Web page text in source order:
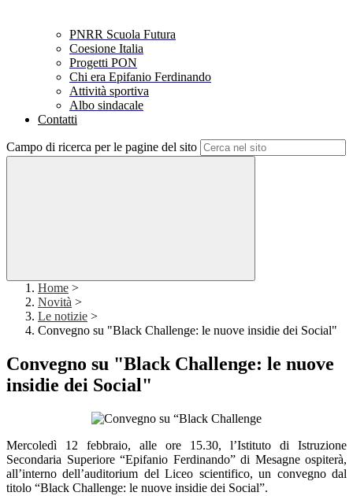
PNRR Scuola Futura
Coesione Italia
Progetti PON
Chi era Epifanio Ferdinando
Attività sportiva
Albo sindacale
Contatti
Campo di ricerca per le pagine del sito
Home >
Novità >
Le notizie >
Convegno su "Black Challenge: le nuove insidie dei Social"
Convegno su "Black Challenge: le nuove
insidie dei Social"
Mercoledì 12 febbraio, alle ore 15.30, l’Istituto di Istruzione
Secondaria Superiore “Epifanio Ferdinando” di Mesagne ospiterà,
all’interno dell’auditorium del Liceo scientifico, un convegno dal
titolo “Black Challenge: le nuove insidie dei Social”.